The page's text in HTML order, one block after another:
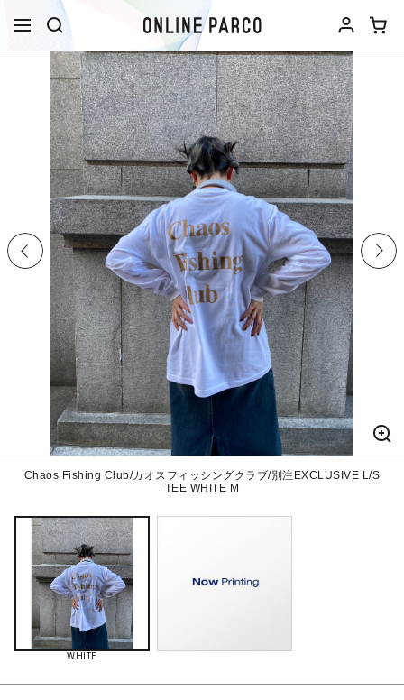
Chaos Fishing Club/カオスフィッシングクラブ/別注EXCLUSIVE L/S
TEE WHITE M
WHITE